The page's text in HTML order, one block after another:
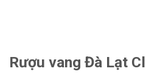
Rượu vang Đà Lạt